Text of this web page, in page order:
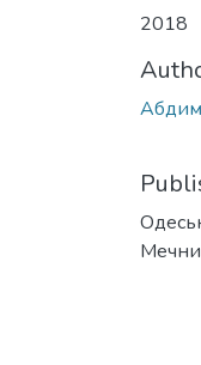
2018